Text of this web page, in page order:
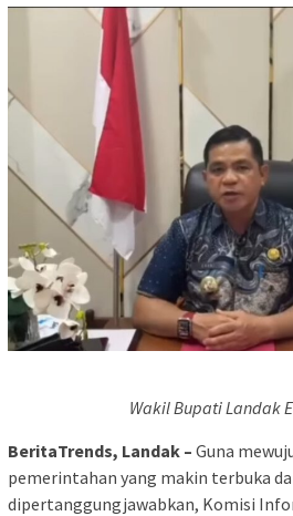
Wakil Bupati Landak
BeritaTrends, Landak – Guna
pemerintahan yang makin terbuka
dipertanggungjawabkan, Komisi